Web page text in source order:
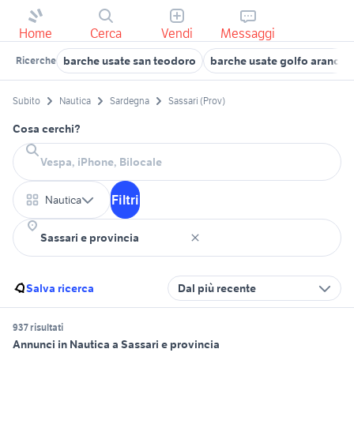
Home Cerca Vendi Messaggi
Ricerche barche usate san teodoro barche usate golfo aranci
Subito Nautica Sardegna Sassari (Prov)
Cosa cerchi?
Nautica Filtri
Salva ricerca Dal più recente
937 risultati
Annunci in Nautica a Sassari e provincia